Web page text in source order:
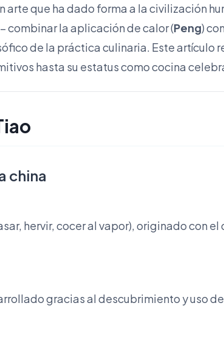
arte que ha dado forma a la civilización
– combinar la aplicación de calor (Peng)
de la práctica culinaria. Este artículo
hasta su estatus como cocina
china
hervir, cocer al vapor), originado con
gracias al descubrimiento y uso